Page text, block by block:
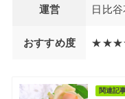
運営 日比
おすすめ度
関連記